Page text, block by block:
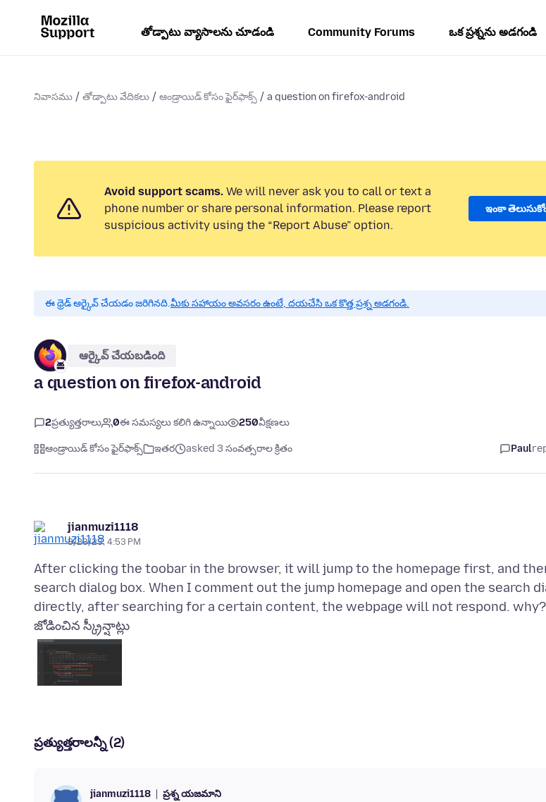
తోడ్పాటు వ్యాసాలను చూడండి Community Forums ఒక ప్రశ్నను అడగండి
నివాసము తోడ్పాటు వేదికలు ఆండ్రాయిడ్ కోసం ఫైర్‌ఫాక్స్ a question on firefox-android
Avoid support scams. We will never ask you to call or text a
phone number or share personal information. Please report
suspicious activity using the “Report Abuse” option.
ఇంకా
ఈ థ్రెడ్ ఆర్కైవ్ చేయడం జరిగినది.మీకు సహాయం అవసరం ఉంటే, దయచేసి ఒక కొత్త ప్రశ్న అడగండి.
ఆర్కైవ్ చేయబడింది
a question on firefox-android
2ప్రత్యుత్తరాలు 0ఈ సమస్యలు కలిగి ఉన్నాయి 250వీక్షణలు
ఆండ్రాయిడ్ కోసం ఫైర్‌ఫాక్స్ ఇతర asked 3 సంవత్సరాల క్రితం Paul
jianmuzi1118
3/23/23, 4:53 PM
After clicking the toobar in the browser, it will jump to the homepage first, and
search dialog box. When I comment out the jump homepage and open the search
జోడించిన స్క్రీన్షాట్లు
ప్రత్యుత్తరాలన్నీ (2)
jianmuzi1118 ప్రశ్న యజమాని